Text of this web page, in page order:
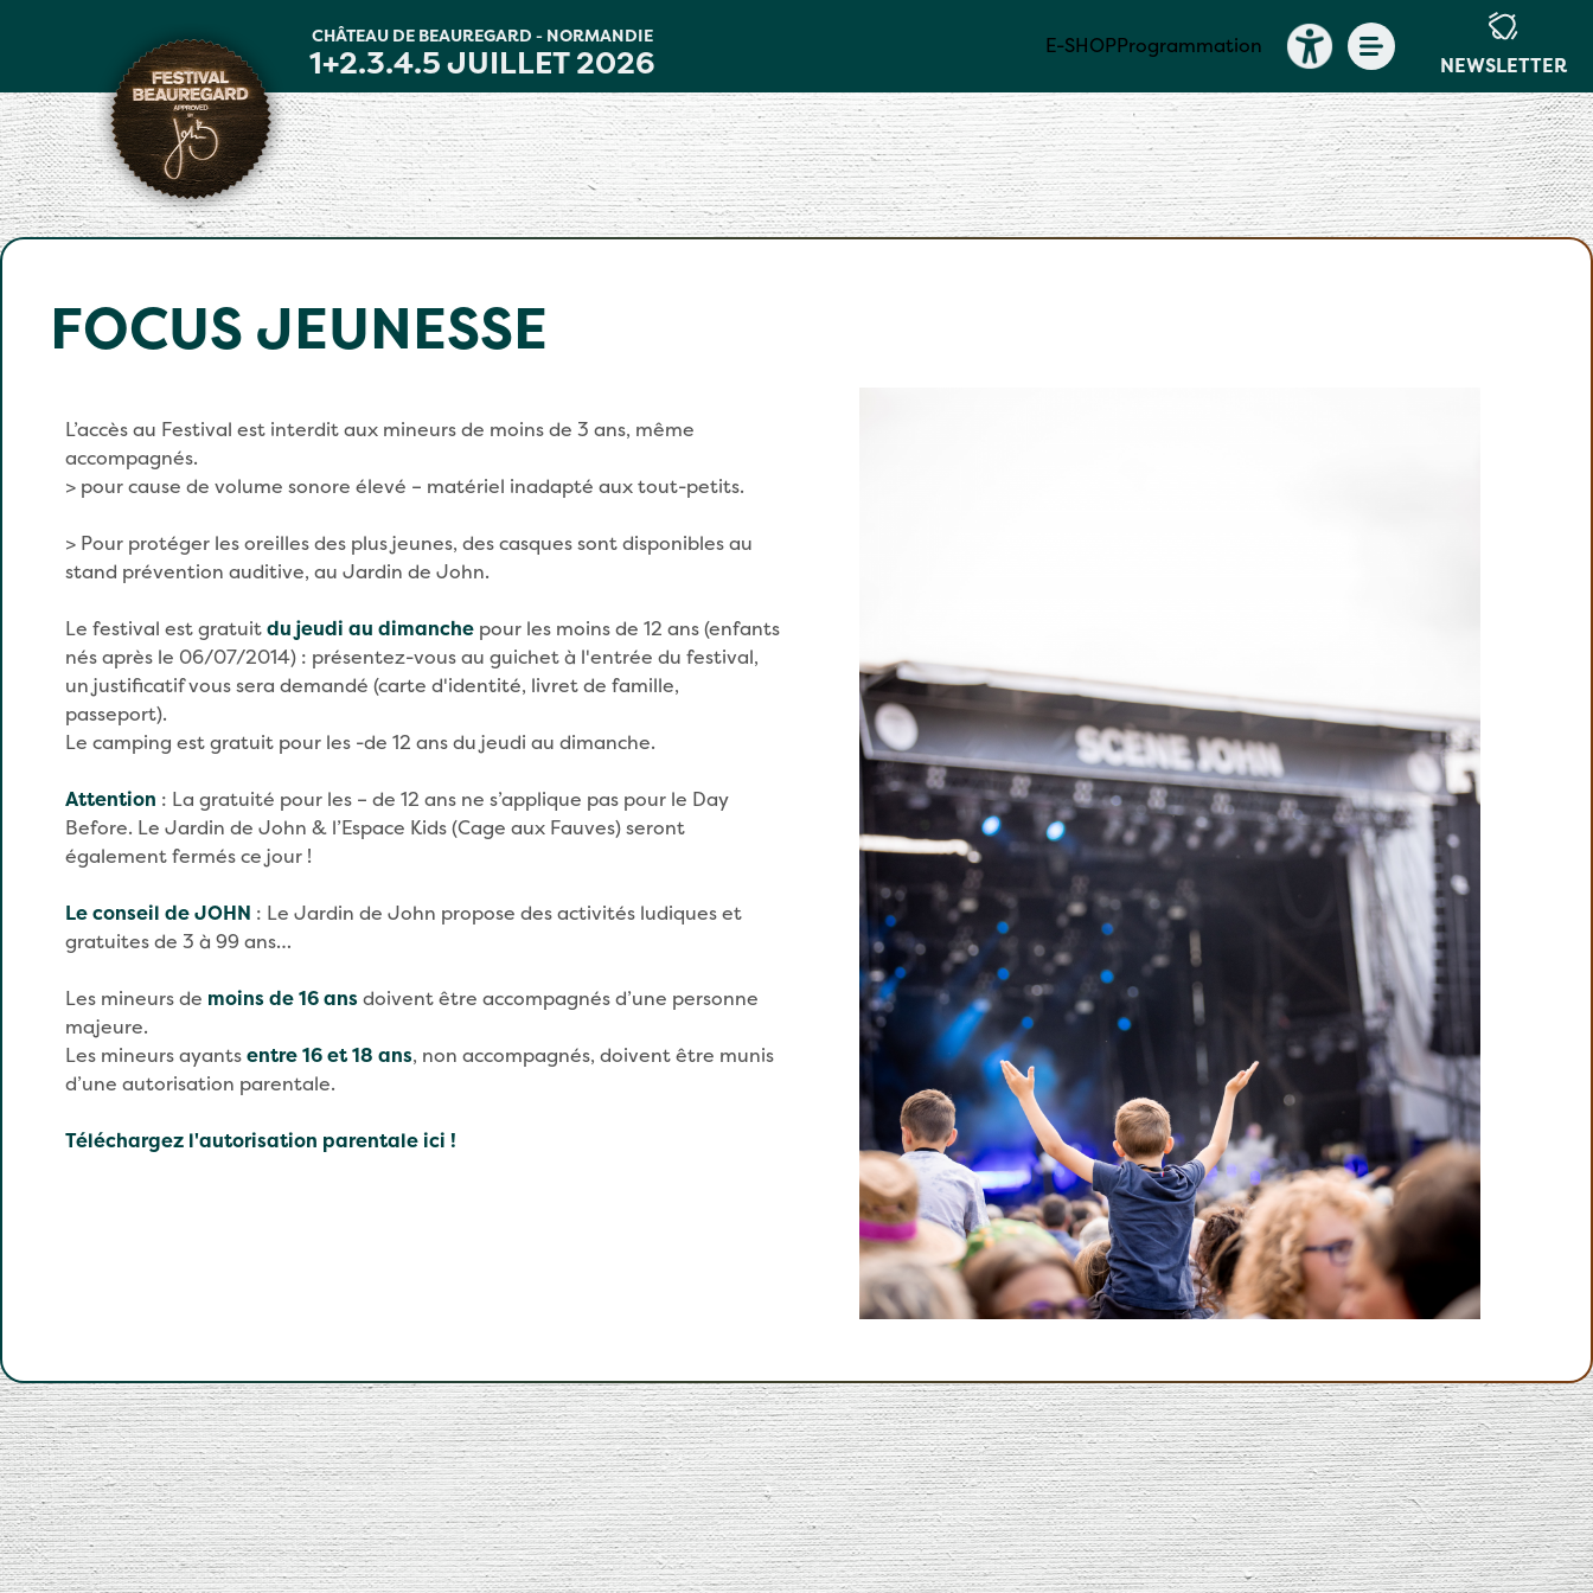
CHÂTEAU DE BEAUREGARD - NORMANDIE
1+2.3.4.5 JUILLET 2026 E-SHOPProgrammation
NEWSLETTER
FOCUS JEUNESSE
L’accès au Festival est interdit aux mineurs de moins de 3 ans, même
accompagnés.
> pour cause de volume sonore élevé – matériel inadapté aux tout-petits.
> Pour protéger les oreilles des plus jeunes, des casques sont disponibles au
stand prévention auditive, au Jardin de John.
Le festival est gratuitdu jeudi au dimanchepour les moins de 12 ans (enfants
nés après le 06/07/2014) : présentez-vous au guichet à l'entrée du festival,
un justificatif vous sera demandé (carte d'identité, livret de famille,
passeport).
Le camping est gratuit pour les -de 12 ans du jeudi au dimanche.
Attention : La gratuité pour les – de 12 ans ne s’applique pas pour le Day
Before. Le Jardin de John & l’Espace Kids (Cage aux Fauves) seront
également fermés ce jour !
Le conseil de JOHN : Le Jardin de John propose des activités ludiques et
gratuites de 3 à 99 ans…
Les mineurs de moins de 16 ansdoivent être accompagnés d’une personne
majeure.
Les mineurs ayantsentre 16 et 18 ans, non accompagnés, doivent être munis
d’une autorisation parentale.
Téléchargez l'autorisation parentale ici !